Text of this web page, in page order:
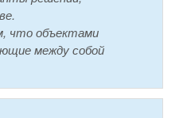
что объектами
между собой